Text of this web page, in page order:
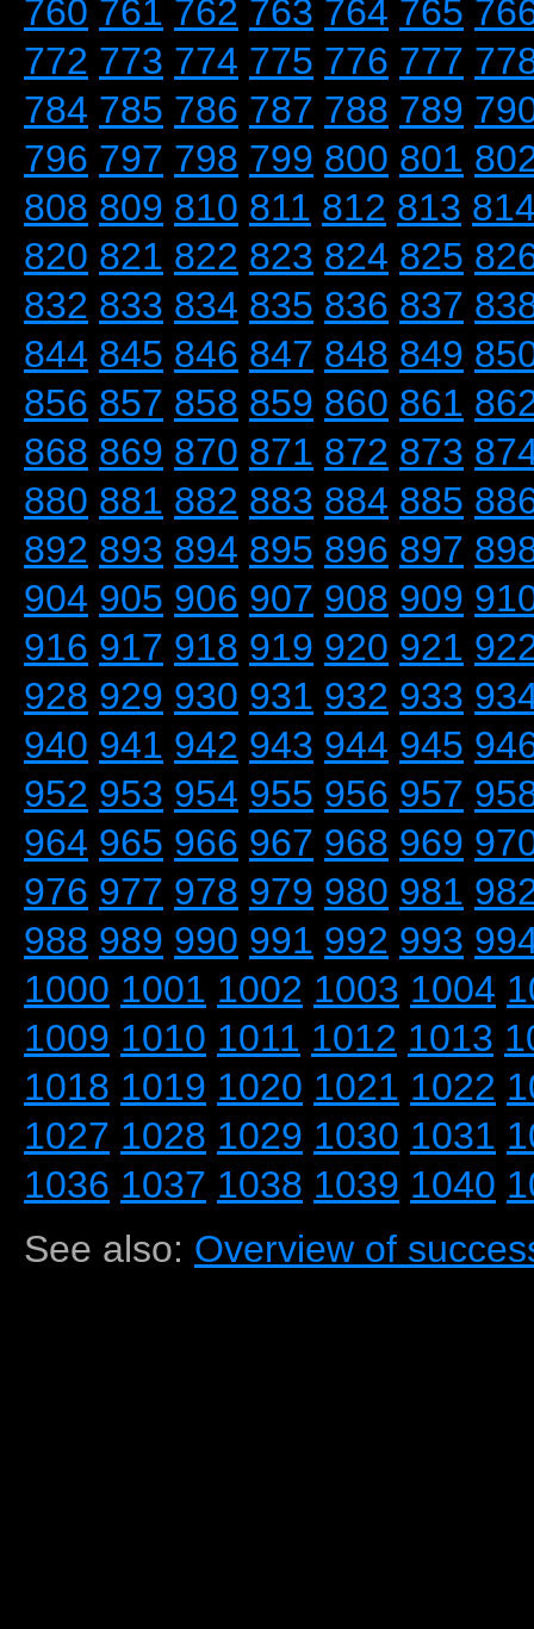
760 761 762 763 764 765
772 773 774 775 776 777
784 785 786 787 788 789
796 797 798 799 800 801
808 809 810 811 812 813
820 821 822 823 824 825
832 833 834 835 836 837
844 845 846 847 848 849
856 857 858 859 860 861
868 869 870 871 872 873
880 881 882 883 884 885
892 893 894 895 896 897
904 905 906 907 908 909
916 917 918 919 920 921
928 929 930 931 932 933
940 941 942 943 944 945
952 953 954 955 956 957
964 965 966 967 968 969
976 977 978 979 980 981
988 989 990 991 992 993
1000 1001 1002 1003 1004
1009 1010 1011 1012 1013
1018 1019 1020 1021 1022
1027 1028 1029 1030 1031
1036 1037 1038 1039 1040
See also: Overview of